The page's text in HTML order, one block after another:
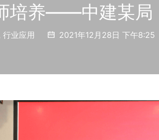
培养——中建某局
行业应用 2021年12月28日 下午8:25